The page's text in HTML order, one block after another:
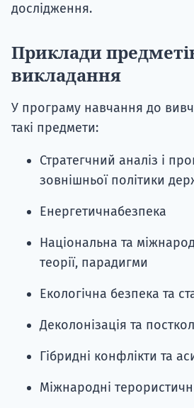
дослідження.
Приклади
викладання
У програму навчання до
такі предмети:
Стратегчний аналіз і
зовнішньої політики
Енергетичнабезпека
Національна та
теорії, парадигми
Екологічна безпека та
Деколонізація та
Гібридні конфлікти та
Міжнародні